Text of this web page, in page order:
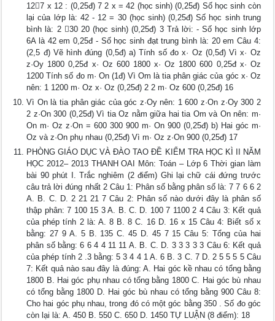
127 x 12 : (0,25đ) 7 2 x = 42 (học sinh) (0,25đ) Số học sinh còn
lại của lớp là: 42 - 12 = 30 (học sinh) (0,25đ) Số học sinh trung
bình là: 2 30 20 (học sinh) (0,25đ) 3 Trả lời: - Số học sinh lớp
6A là 42 em 0,25đ - Số học sinh đạt trung bình là: 20 em Câu 4:
(2,5 đ) Vẽ hình đúng (0,5đ) a) Tính số đo x· Oz (0,5đ) Vì x· Oz
z·Oy 1800 0,25đ x· Oz 600 1800 x· Oz 1800 600 0,25đ x· Oz
1200 Tính số đo m· On (1đ) Vì Om là tia phân giác của góc x· Oz
nên: 1 1200 m· Oz x· Oz (0,25đ) 2 2 m· Oz 600 (0,25đ) 16
Vì On là tia phân giác của góc z·Oy nên: 1 600 z·On z·Oy 300 2
2 z·On 300 (0,25đ) Vì tia Oz nằm giữa hai tia Om và On nên: m·
On m· Oz z·On = 600 300 900 m· On 900 (0,25đ) b) Hai góc m·
Oz và z·On phụ nhau (0,25đ) Vì m· Oz z·On 900 (0,25đ) 17
PHÒNG GIÁO DỤC VÀ ĐÀO TAO ĐỀ KIỂM TRA HỌC KÌ II NĂM
HỌC 2012– 2013 THANH OAI Môn: Toán – Lớp 6 Thời gian làm
bài 90 phút I. Trắc nghiêm (2 điểm) Ghi lại chữ cái đứng trước
câu trả lời đúng nhất 2 Câu 1: Phân số bằng phân số là: 7 7 6 6 2
A. B. C. D. 2 21 21 7 Câu 2: Phân số nào dưới đây là phân số
thập phân: 7 100 15 3 A. B. C. D. 100 7 1100 2 4 Câu 3: Kết quả
của phép tính 2 là: A. 8 B. 8 C. 16 D. 16 x 15 Câu 4: Biết số x
bằng: 27 9 A. 5 B. 135 C. 45 D. 45 7 15 Câu 5: Tổng của hai
phân số bằng: 6 6 4 4 11 11 A. B. C. D. 3 3 3 3 3 Câu 6: Kết quả
của phép tính 2 .3 bằng: 5 3 4 4 1 A. 6 B. 3 C. 7 D. 2 5 5 5 5 Câu
7: Kết quả nào sau đây là đúng: A. Hai góc kề nhau có tổng bằng
1800 B. Hai góc phụ nhau có tổng bằng 1800 C. Hai góc bù nhau
có tổng bằng 1800 D. Hai góc bù nhau có tổng bằng 900 Câu 8:
Cho hai góc phụ nhau, trong đó có một góc bằng 350 . Số đo góc
còn lại là: A. 450 B. 550 C. 650 D. 1450 TỰ LUẬN (8 điểm): 18